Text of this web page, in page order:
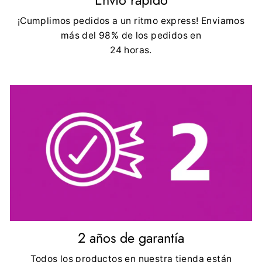
¡Cumplimos pedidos a un ritmo express! Enviamos
más del 98% de los pedidos en
24 horas.
2 años de garantía
Todos los productos en nuestra tienda están